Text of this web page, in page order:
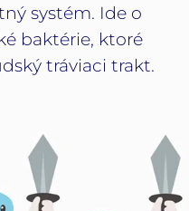
systém. Ide o
baktérie, ktoré
tráviaci trakt.